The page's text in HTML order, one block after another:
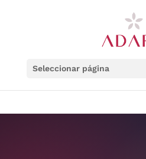
Seleccionar página